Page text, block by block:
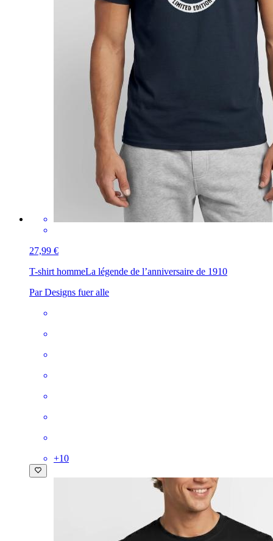
27,99 €
T-shirt hommeLa légende de l’anniversaire de 1910
Par Designs fuer alle
+10